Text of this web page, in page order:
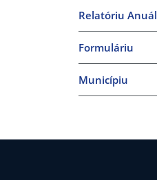
Relatóriu Anuál
Formuláriu
Municípiu